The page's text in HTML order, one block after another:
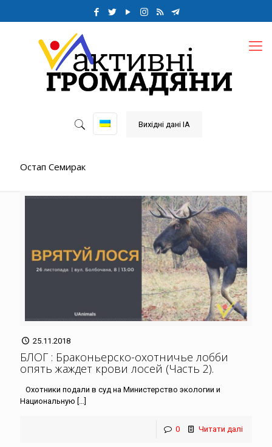
Вихідні дані ІА
Остап Семирак
25.11.2018
БЛОГ : Браконьерско-охотничье лобби
опять жаждет крови лосей (Часть 2).
Охотники подали в суд на Министерство экологии и
Национальную […]
0 Читати далі